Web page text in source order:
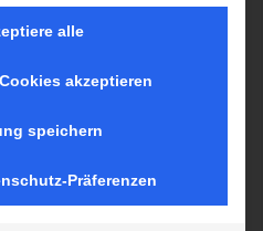
das großartige Publikum beim
auf gutem Kurs, schieden
Platz und mit Jernej Kruder
Finaltag: Starke Teams und
alle
akzeptieren
speichern
Präferenzen